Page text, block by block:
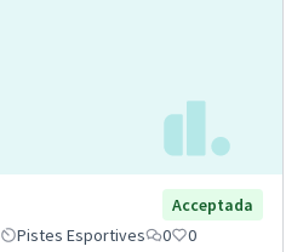
Acceptada
Pistes Esportives 0 0